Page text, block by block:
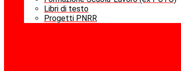
Libri di testo
Progetti PNRR